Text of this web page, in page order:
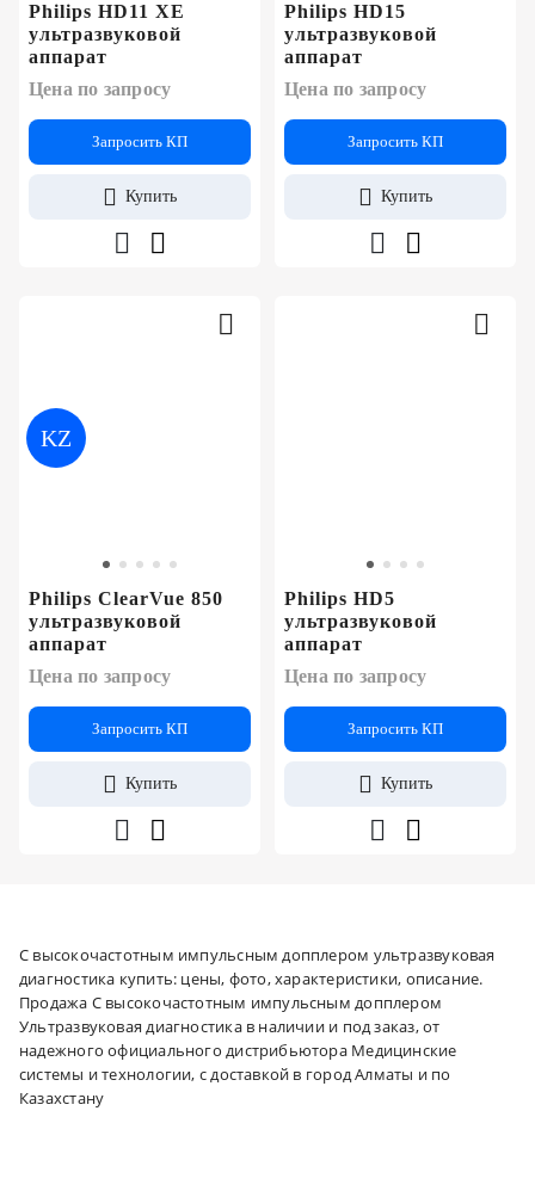
KZ
Philips HD11 XE
ультразвуковой
аппарат
Цена по запросу
Запросить КП
Купить
Philips HD15
ультразвуковой
аппарат
Цена по запросу
Запросить КП
Купить
Philips ClearVue 850
ультразвуковой
аппарат
Цена по запросу
Запросить КП
Купить
Philips HD5
ультразвуковой
аппарат
Цена по запросу
Запросить КП
Купить
С высокочастотным импульсным допплером ультразвуковая
диагностика купить: цены, фото, характеристики, описание.
Продажа С высокочастотным импульсным допплером
Ультразвуковая диагностика в наличии и под заказ, от
надежного официального дистрибьютора Медицинские
системы и технологии, с доставкой в город Алматы и по
Казахстану